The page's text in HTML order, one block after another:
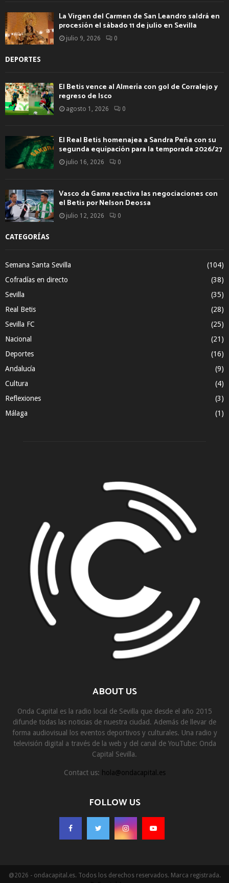
La Virgen del Carmen de San Leandro saldrá en
procesión el sábado 11 de julio en Sevilla
julio 9, 2026 0
DEPORTES
El Betis vence al Almería con gol de Corralejo y
regreso de Isco
agosto 1, 2026 0
El Real Betis homenajea a Sandra Peña con su
segunda equipación para la temporada 2026/27
julio 16, 2026 0
Vasco da Gama reactiva las negociaciones con
el Betis por Nelson Deossa
julio 12, 2026 0
CATEGORÍAS
Semana Santa Sevilla
(104)
Cofradías en directo
(38)
Sevilla
(35)
Real Betis
(28)
Sevilla FC
(25)
Nacional
(21)
Deportes
(16)
Andalucía
(9)
Cultura
(4)
Reflexiones
(3)
Málaga
(1)
ABOUT US
Onda Capital es la radio local de Sevilla que desde el año 2015
difunde todas las noticias de nuestra ciudad. Además de llevar de
forma audiovisual los eventos deportivos y culturales. Una radio y
televisión digital a través de la web y del canal de YouTube: Onda
Capital Sevilla.
Contact us: hola@ondacapital.es
FOLLOW US
@2026 - ondacapital.es. Todos los derechos reservados. Marca registrada.